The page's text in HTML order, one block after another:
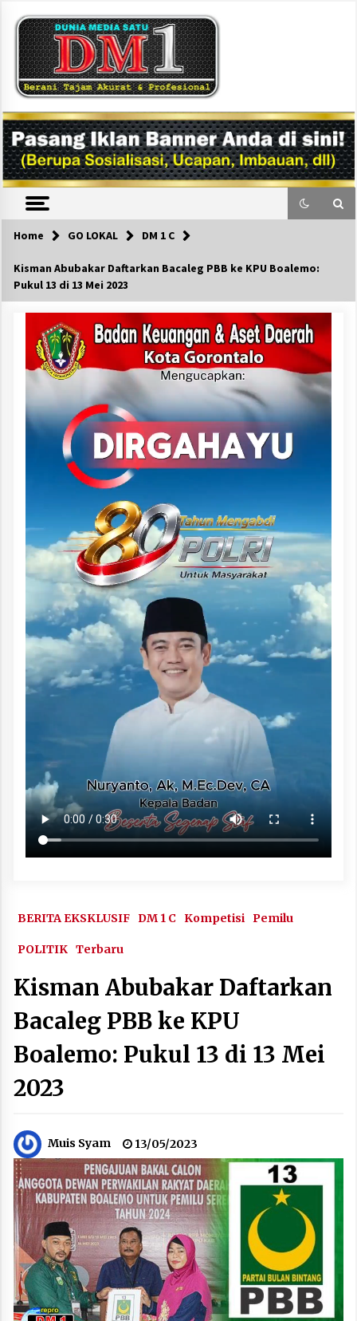
content
DM1
Home GO LOKAL DM 1 C
Kisman Abubakar Daftarkan Bacaleg PBB ke KPU Boalemo:
Pukul 13 di 13 Mei 2023
BERITA EKSKLUSIF DM 1 C Kompetisi Pemilu
POLITIK Terbaru
Kisman Abubakar Daftarkan
Bacaleg PBB ke KPU
Boalemo: Pukul 13 di 13 Mei
2023
Muis Syam 13/05/2023